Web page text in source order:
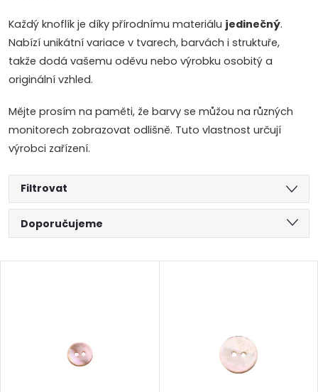
Každý knoflík je díky přírodnímu materiálu jedinečný.
Nabízí unikátní variace v tvarech, barvách i struktuře,
takže dodá vašemu oděvu nebo výrobku osobitý a
originální vzhled.
Mějte prosím na paměti, že barvy se můžou na různých
monitorech zobrazovat odlišně. Tuto vlastnost určují
výrobci zařízení.
Filtrovat
Ř
a
Doporučujeme